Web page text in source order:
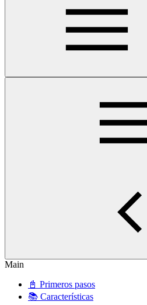
Main
📓 Primeros pasos
📚 Características